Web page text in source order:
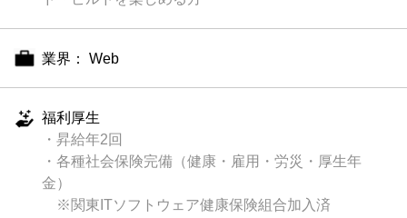
業界： Web
福利厚生
・昇給年2回
・各種社会保険完備（健康・雇用・労災・厚生年
金）
※関東ITソフトウェア健康保険組合加入済